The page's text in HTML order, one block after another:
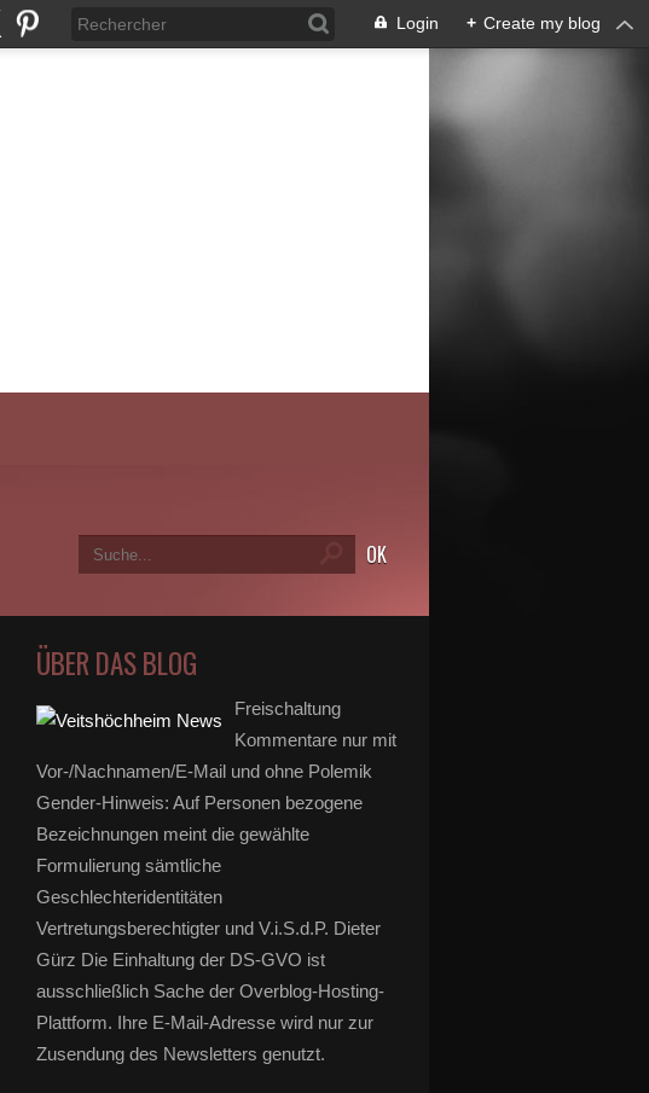
Login + Create my blog
ÜBER DAS BLOG
Freischaltung
Kommentare nur mit
Vor-/Nachnamen/E-Mail und ohne Polemik
Gender-Hinweis: Auf Personen bezogene
Bezeichnungen meint die gewählte
Formulierung sämtliche
Geschlechteridentitäten
Vertretungsberechtigter und V.i.S.d.P. Dieter
Gürz Die Einhaltung der DS-GVO ist
ausschließlich Sache der Overblog-Hosting-
Plattform. Ihre E-Mail-Adresse wird nur zur
Zusendung des Newsletters genutzt.